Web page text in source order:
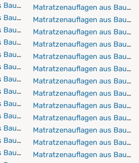
Baumwolle 90x210 cm
Baumwolle 90x220 cm
Baumwolle 100x190 cm
Baumwolle 100x200 cm
Baumwolle 100x210 cm
Baumwolle 100x220 cm
110x190 cm
Baumwolle 110x200 cm
110x210 cm
110x220 cm
120x190 cm
Baumwolle 120x200 cm
120x210 cm
Matratzenauflagen aus
Matratzenauflagen aus
Matratzenauflagen aus
Matratzenauflagen aus
Matratzenauflagen aus
Matratzenauflagen aus
Matratzenauflagen aus
Matratzenauflagen aus
Matratzenauflagen aus
Matratzenauflagen aus
Matratzenauflagen aus
Matratzenauflagen aus
Matratzenauflagen aus